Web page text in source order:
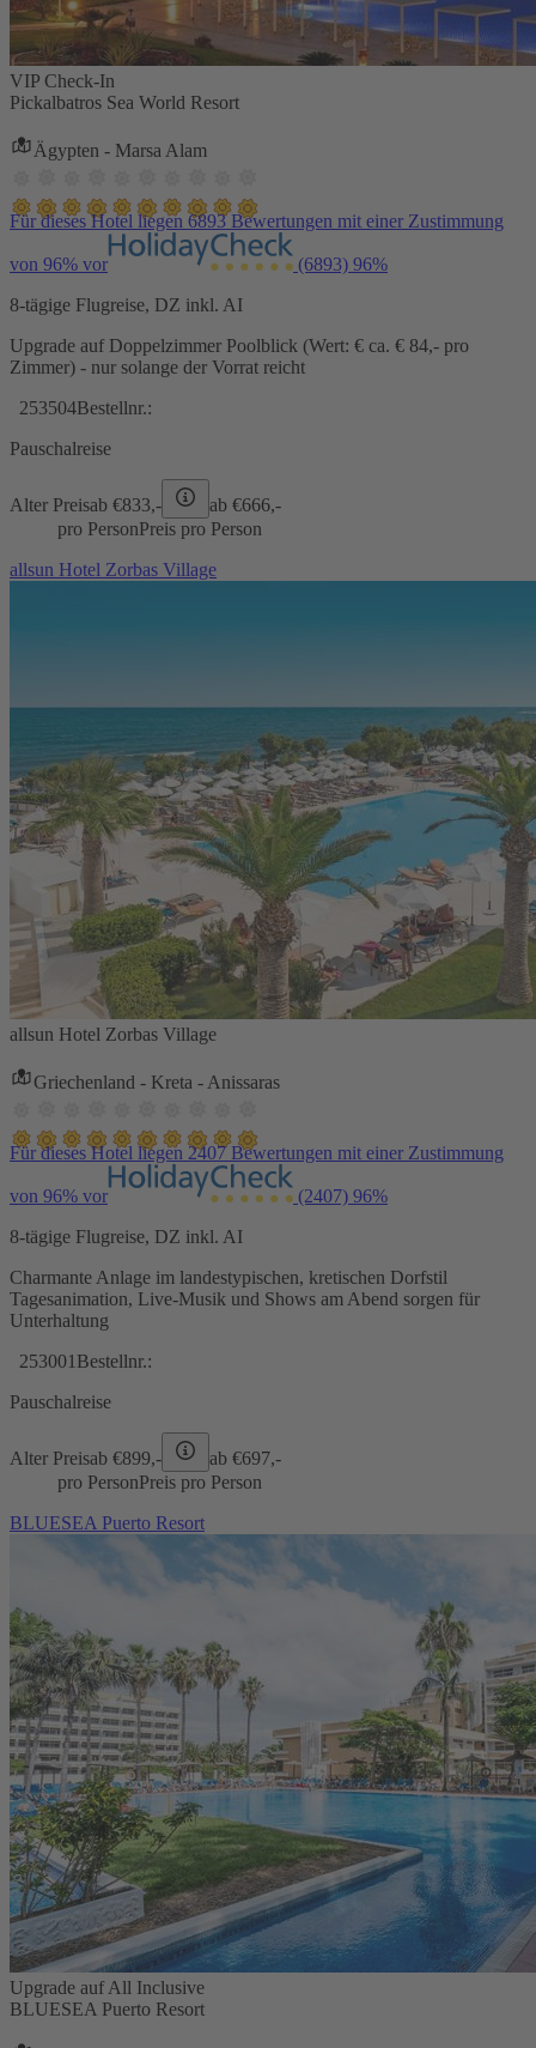
VIP Check-In
Pickalbatros Sea World Resort
Ägypten - Marsa Alam
Für dieses Hotel liegen 6893 Bewertungen mit einer Zustimmung
von 96% vor (6893) 96%
8-tägige Flugreise, DZ inkl. AI
Upgrade auf Doppelzimmer Poolblick (Wert: € ca. € 84,- pro
Zimmer) - nur solange der Vorrat reicht
253504Bestellnr.:
Pauschalreise
Alter Preisab €833,- ab €666,-
pro PersonPreis pro Person
allsun Hotel Zorbas Village
allsun Hotel Zorbas Village
Griechenland - Kreta - Anissaras
Für dieses Hotel liegen 2407 Bewertungen mit einer Zustimmung
von 96% vor (2407) 96%
8-tägige Flugreise, DZ inkl. AI
Charmante Anlage im landestypischen, kretischen Dorfstil
Tagesanimation, Live-Musik und Shows am Abend sorgen für
Unterhaltung
253001 Bestellnr.:
Pauschalreise
Alter Preisab €899,- ab €697,-
pro PersonPreis pro Person
BLUESEA Puerto Resort
Upgrade auf All Inclusive
BLUESEA Puerto Resort